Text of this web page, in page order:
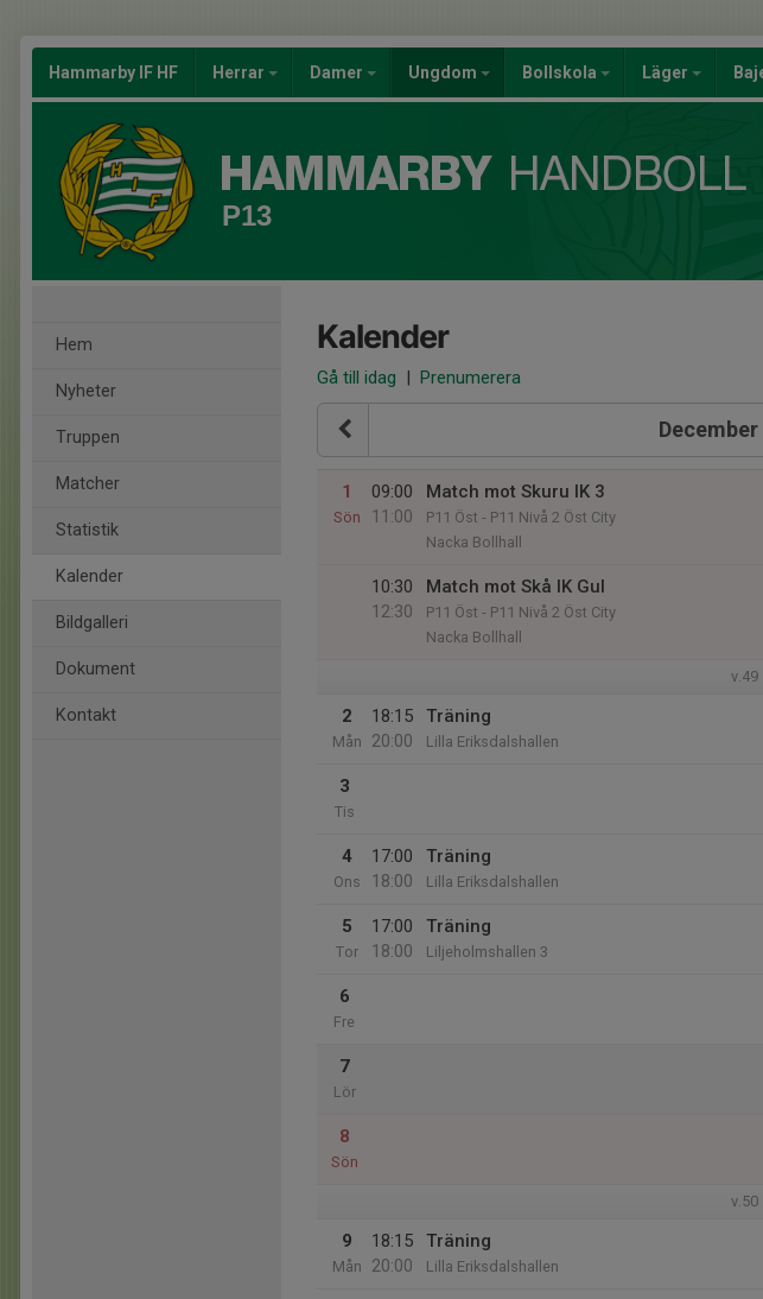
Hammarby IF HF Herrar Damer Ungdom Bollskola Läger
P13
Hem
Nyheter
Truppen
Matcher
Statistik
Kalender
Bildgalleri
Dokument
Kontakt
Kalender
Gå till idag | Prenumerera
December
1
Sön
09:00
11:00
Match mot Skuru IK 3
P11 Öst - P11 Nivå 2 Öst City
Nacka Bollhall
10:30
12:30
Match mot Skå IK Gul
P11 Öst - P11 Nivå 2 Öst City
Nacka Bollhall
v.49
2
Mån
18:15
20:00
Träning
Lilla Eriksdalshallen
3
Tis
4
Ons
17:00
18:00
Träning
Lilla Eriksdalshallen
5
Tor
17:00
18:00
Träning
Liljeholmshallen 3
6
Fre
7
Lör
8
Sön
v.50
9
Mån
18:15
20:00
Träning
Lilla Eriksdalshallen